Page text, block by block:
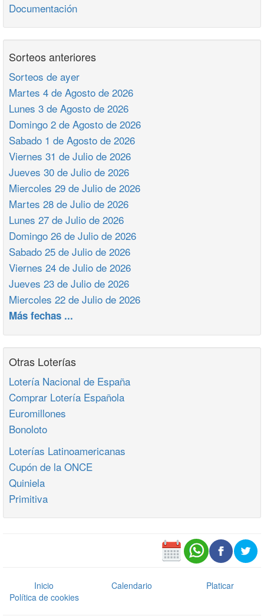
Documentación
Sorteos anteriores
Sorteos de ayer
Martes 4 de Agosto de 2026
Lunes 3 de Agosto de 2026
Domingo 2 de Agosto de 2026
Sabado 1 de Agosto de 2026
Viernes 31 de Julio de 2026
Jueves 30 de Julio de 2026
Miercoles 29 de Julio de 2026
Martes 28 de Julio de 2026
Lunes 27 de Julio de 2026
Domingo 26 de Julio de 2026
Sabado 25 de Julio de 2026
Viernes 24 de Julio de 2026
Jueves 23 de Julio de 2026
Miercoles 22 de Julio de 2026
Más fechas ...
Otras Loterías
Lotería Nacional de España
Comprar Lotería Española
Euromillones
Bonoloto
Loterías Latinoamericanas
Cupón de la ONCE
Quiniela
Primitiva
Inicio Calendario
Platicar
Política de cookies